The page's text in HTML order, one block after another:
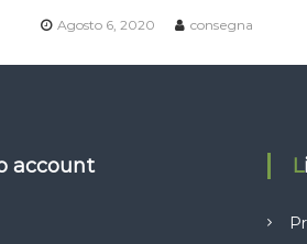
Agosto 6, 2020 consegna
account